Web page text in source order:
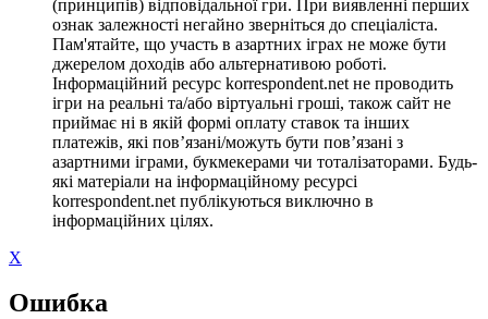
(принципів) відповідальної гри. При виявленні перших
ознак залежності негайно зверніться до спеціаліста.
Пам'ятайте, що участь в азартних іграх не може бути
джерелом доходів або альтернативою роботі.
Інформаційний ресурс korrespondent.net не проводить
ігри на реальні та/або віртуальні гроші, також сайт не
приймає ні в якій формі оплату ставок та інших
платежів, які пов’язані/можуть бути пов’язані з
азартними іграми, букмекерами чи тоталізаторами. Будь-
які матеріали на інформаційному ресурсі
korrespondent.net публікуються виключно в
інформаційних цілях.
X
Ошибка